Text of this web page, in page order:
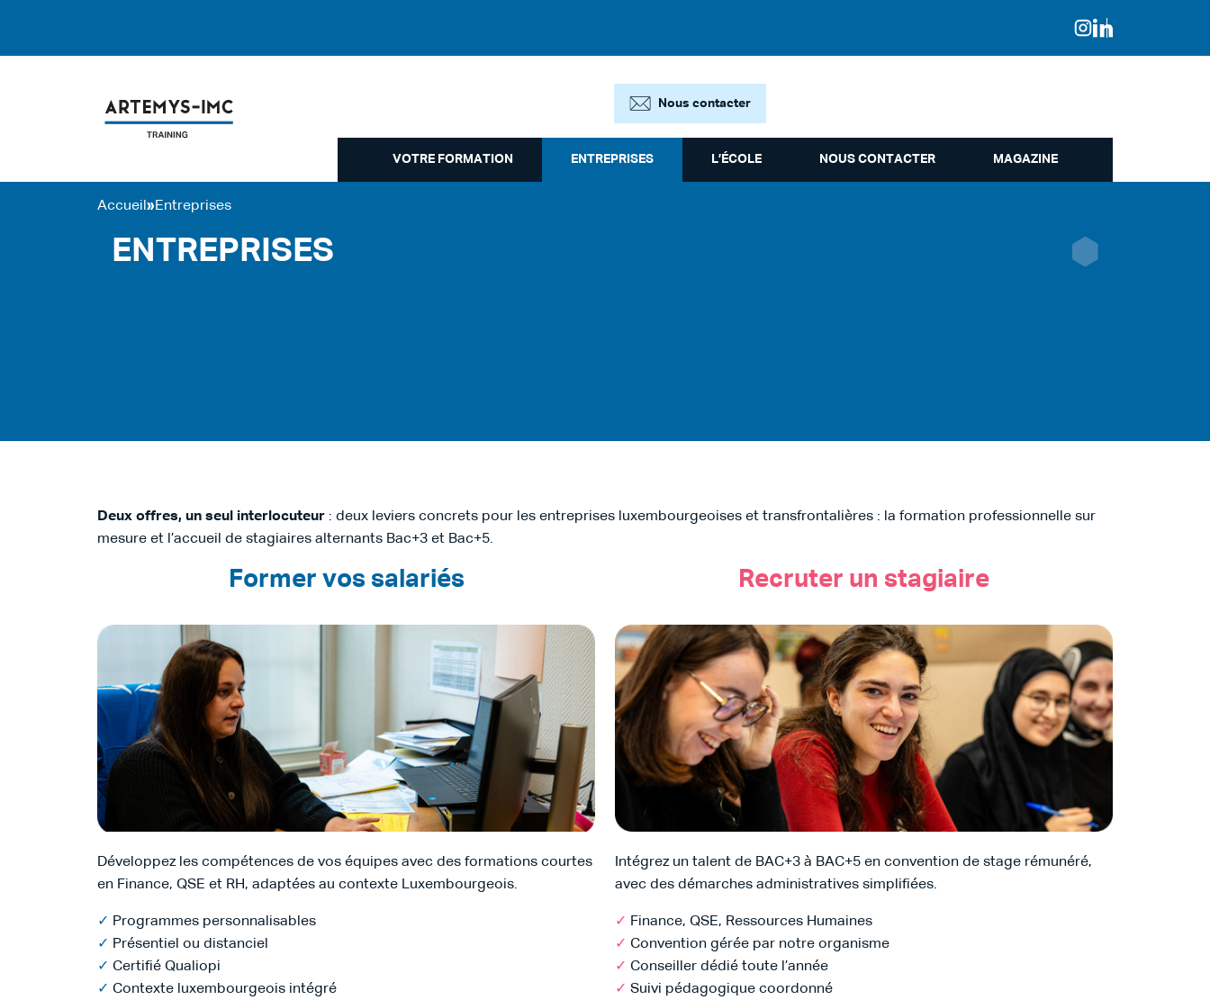
Nous contacter
VOTRE FORMATION ENTREPRISES L’ÉCOLE NOUS CONTACTER MAGAZINE
Accueil »Entreprises
ENTREPRISES
Deux offres, un seul interlocuteur : deux leviers concrets pour les entreprises luxembourgeoises et transfrontalières : la formation professionnelle sur
mesure et l’accueil de stagiaires alternants Bac+3 et Bac+5.
Former vos salariés
Développez les compétences de vos équipes avec des formations courtes
en Finance, QSE et RH, adaptées au contexte Luxembourgeois.
✓ Programmes personnalisables
✓ Présentiel ou distanciel
✓ Certifié Qualiopi
✓ Contexte luxembourgeois intégré
Recruter un stagiaire
Intégrez un talent de BAC+3 à BAC+5 en convention de stage rémunéré,
avec des démarches administratives simplifiées.
✓ Finance, QSE, Ressources Humaines
✓ Convention gérée par notre organisme
✓ Conseiller dédié toute l’année
✓ Suivi pédagogique coordonné